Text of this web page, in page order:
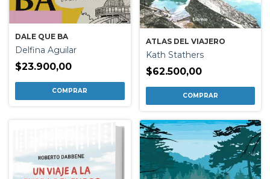
DALE QUE BA
Delfina Aguilar
$23.900,00
ATLAS DEL VIAJERO
Kath Stathers
$62.500,00